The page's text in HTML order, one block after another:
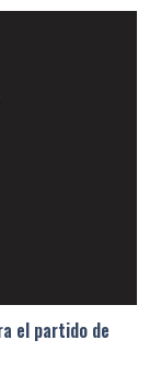
el partido de